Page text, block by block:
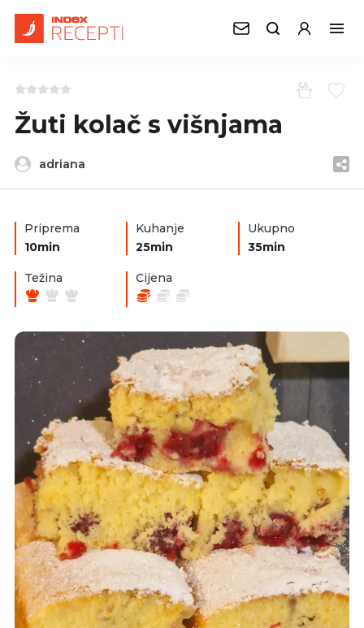
Žuti kolač s višnjama
adriana
Priprema
10min
Kuhanje
25min
Ukupno
35min
Težina Cijena